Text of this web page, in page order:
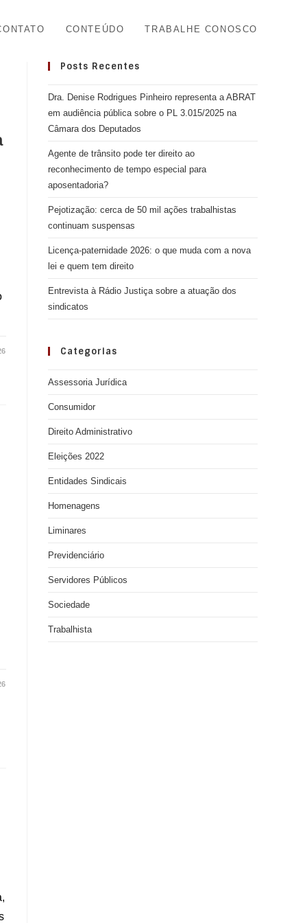
CONTEÚDO TRABALHE CONOSCO
Posts Recentes
Dra. Denise Rodrigues Pinheiro representa a ABRAT
em audiência pública sobre o PL 3.015/2025 na
Câmara dos Deputados
Agente de trânsito pode ter direito ao
reconhecimento de tempo especial para
aposentadoria?
Pejotização: cerca de 50 mil ações trabalhistas
continuam suspensas
Licença-paternidade 2026: o que muda com a nova
lei e quem tem direito
Entrevista à Rádio Justiça sobre a atuação dos
sindicatos
Categorias
Assessoria Jurídica
Consumidor
Direito Administrativo
Eleições 2022
Entidades Sindicais
Homenagens
Liminares
Previdenciário
Servidores Públicos
Sociedade
Trabalhista